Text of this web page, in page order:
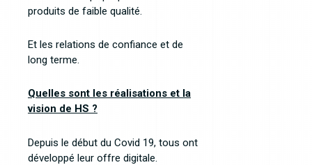
produits de faible qualité.
Et les relations de confiance et de
long terme.
Quelles sont les réalisations et la
vision de HS ?
Depuis le début du Covid 19, tous ont
développé leur offre digitale.